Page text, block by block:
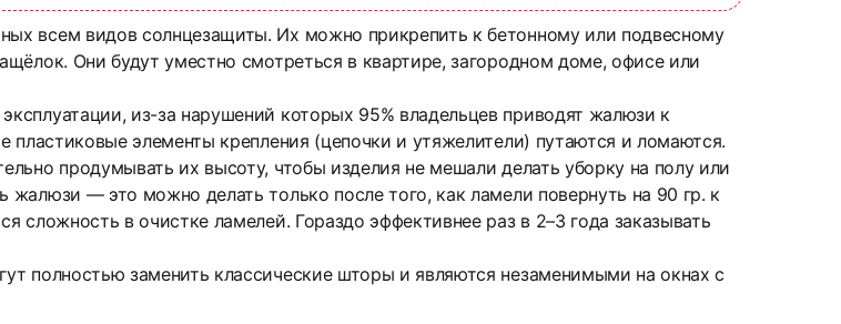
всем видов солнцезащиты. Их можно прикрепить к бетонному или подвесному
Они будут уместно смотреться в квартире, загородном доме, офисе или
из-за нарушений которых 95% владельцев приводят жалюзи к
пластиковые элементы крепления (цепочки и утяжелители) путаются и ломаются.
продумывать их высоту, чтобы изделия не мешали делать уборку на полу или
— это можно делать только после того, как ламели повернуть на 90 гр. к
сложность в очистке ламелей. Гораздо эффективнее раз в 2–3 года заказывать
полностью заменить классические шторы и являются незаменимыми на окнах с